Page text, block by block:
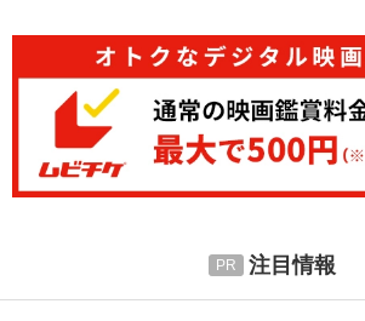
注目情報